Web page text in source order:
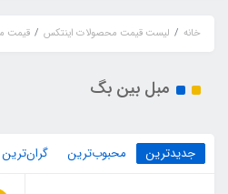
خانه لیست قیمت محصولات اینتکس قیمت
مبل بین بگ
جدیدترین محبوب‌ترین گران‌ترین